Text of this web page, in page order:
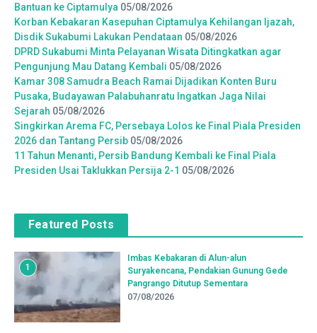
Bantuan ke Ciptamulya 05/08/2026
Korban Kebakaran Kasepuhan Ciptamulya Kehilangan Ijazah,
Disdik Sukabumi Lakukan Pendataan 05/08/2026
DPRD Sukabumi Minta Pelayanan Wisata Ditingkatkan agar
Pengunjung Mau Datang Kembali 05/08/2026
Kamar 308 Samudra Beach Ramai Dijadikan Konten Buru
Pusaka, Budayawan Palabuhanratu Ingatkan Jaga Nilai
Sejarah 05/08/2026
Singkirkan Arema FC, Persebaya Lolos ke Final Piala Presiden
2026 dan Tantang Persib 05/08/2026
11 Tahun Menanti, Persib Bandung Kembali ke Final Piala
Presiden Usai Taklukkan Persija 2-1 05/08/2026
Featured Posts
1
Imbas Kebakaran di Alun-alun
Suryakencana, Pendakian Gunung Gede
Pangrango Ditutup Sementara
07/08/2026